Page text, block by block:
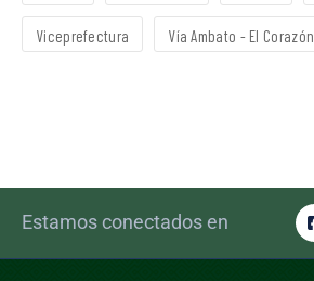
Viceprefectura Vía Ambato - El Corazón
Estamos conectados en